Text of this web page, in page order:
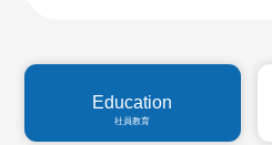
Education
社員教育